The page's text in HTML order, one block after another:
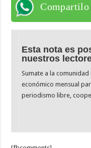
Compartilo
Esta nota es
nuestros
Sumate a la
económico mensual
periodismo libre,